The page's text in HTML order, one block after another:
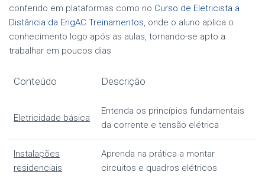
conferido em plataformas como no Curso de Eletricista a
Distância da EngAC Treinamentos, onde o aluno aplica o
conhecimento logo após as aulas, tornando-se apto a
trabalhar em poucos dias
Conteúdo Descrição
Eletricidade básica
Entenda os princípios fundamentais
da corrente e tensão elétrica
Instalações
residenciais
Aprenda na prática a montar
circuitos e quadros elétricos